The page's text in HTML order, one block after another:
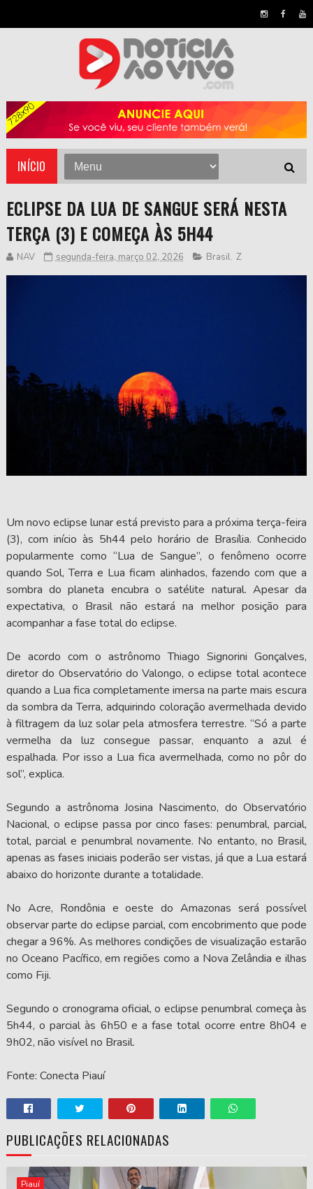
INÍCIO
ECLIPSE DA LUA DE SANGUE SERÁ NESTA
TERÇA (3) E COMEÇA ÀS 5H44
NAV segunda-feira, março 02, 2026 Brasil, Z
Um novo eclipse lunar está previsto para a próxima terça-feira
(3), com início às 5h44 pelo horário de Brasília. Conhecido
popularmente como “Lua de Sangue”, o fenômeno ocorre
quando Sol, Terra e Lua ficam alinhados, fazendo com que a
sombra do planeta encubra o satélite natural. Apesar da
expectativa, o Brasil não estará na melhor posição para
acompanhar a fase total do eclipse.
De acordo com o astrônomo Thiago Signorini Gonçalves,
diretor do Observatório do Valongo, o eclipse total acontece
quando a Lua fica completamente imersa na parte mais escura
da sombra da Terra, adquirindo coloração avermelhada devido
à filtragem da luz solar pela atmosfera terrestre. “Só a parte
vermelha da luz consegue passar, enquanto a azul é
espalhada. Por isso a Lua fica avermelhada, como no pôr do
sol”, explica.
Segundo a astrônoma Josina Nascimento, do Observatório
Nacional, o eclipse passa por cinco fases: penumbral, parcial,
total, parcial e penumbral novamente. No entanto, no Brasil,
apenas as fases iniciais poderão ser vistas, já que a Lua estará
abaixo do horizonte durante a totalidade.
No Acre, Rondônia e oeste do Amazonas será possível
observar parte do eclipse parcial, com encobrimento que pode
chegar a 96%. As melhores condições de visualização estarão
no Oceano Pacífico, em regiões como a Nova Zelândia e ilhas
como Fiji.
Segundo o cronograma oficial, o eclipse penumbral começa às
5h44, o parcial às 6h50 e a fase total ocorre entre 8h04 e
9h02, não visível no Brasil.
Fonte: Conecta Piauí
PUBLICAÇÕES RELACIONADAS
Piauí